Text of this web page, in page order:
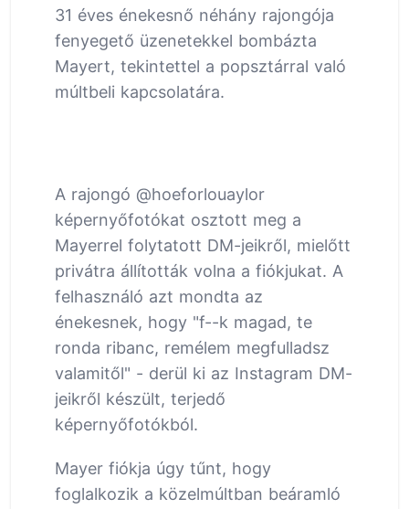
31 éves énekesnő néhány rajongója
fenyegető üzenetekkel bombázta
Mayert, tekintettel a popsztárral való
múltbeli kapcsolatára.
A rajongó @hoeforlouaylor
képernyőfotókat osztott meg a
Mayerrel folytatott DM-jeikről, mielőtt
privátra állították volna a fiókjukat. A
felhasználó azt mondta az
énekesnek, hogy "f--k magad, te
ronda ribanc, remélem megfulladsz
valamitől" - derül ki az Instagram DM-
jeikről készült, terjedő
képernyőfotókból.
Mayer fiókja úgy tűnt, hogy
foglalkozik a közelmúltban beáramló